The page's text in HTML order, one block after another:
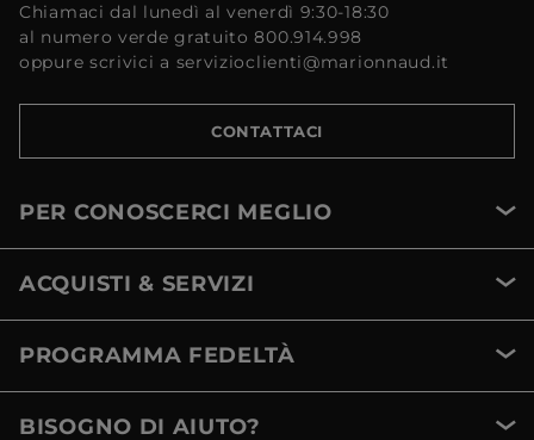
Chiamaci dal lunedì al venerdì 9:30-18:30
al numero verde gratuito 800.914.998
oppure scrivici a servizioclienti@marionnaud.it
CONTATTACI
PER CONOSCERCI MEGLIO
ACQUISTI & SERVIZI
PROGRAMMA FEDELTÀ
BISOGNO DI AIUTO?